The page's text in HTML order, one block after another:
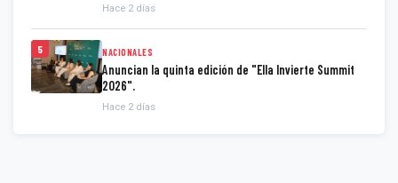
Hace 2 días
5 NACIONALES
Anuncian la quinta edición de "Ella Invierte Summit
2026".
Hace 2 días